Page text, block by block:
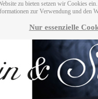
zu bieten setzen wir Cookies
zur Verwendung und den
Nur essenzielle